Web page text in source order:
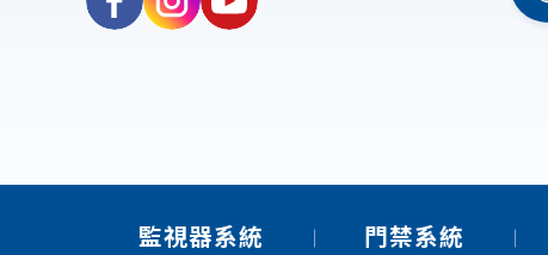
監視器系統 門禁系統